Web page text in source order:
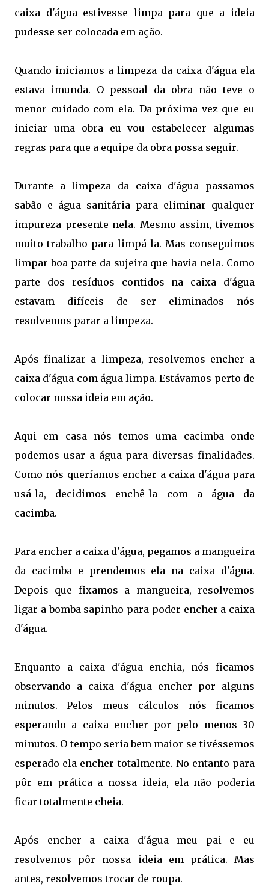
caixa d'água estivesse limpa para que a ideia
pudesse ser colocada em ação.
Quando iniciamos a limpeza da caixa d'água ela
estava imunda. O pessoal da obra não teve o
menor cuidado com ela. Da próxima vez que eu
iniciar uma obra eu vou estabelecer algumas
regras para que a equipe da obra possa seguir.
Durante a limpeza da caixa d'água passamos
sabão e água sanitária para eliminar qualquer
impureza presente nela. Mesmo assim, tivemos
muito trabalho para limpá-la. Mas conseguimos
limpar boa parte da sujeira que havia nela. Como
parte dos resíduos contidos na caixa d'água
estavam difíceis de ser eliminados nós
resolvemos parar a limpeza.
Após finalizar a limpeza, resolvemos encher a
caixa d'água com água limpa. Estávamos perto de
colocar nossa ideia em ação.
Aqui em casa nós temos uma cacimba onde
podemos usar a água para diversas finalidades.
Como nós queríamos encher a caixa d'água para
usá-la, decidimos enchê-la com a água da
cacimba.
Para encher a caixa d'água, pegamos a mangueira
da cacimba e prendemos ela na caixa d'água.
Depois que fixamos a mangueira, resolvemos
ligar a bomba sapinho para poder encher a caixa
d'água.
Enquanto a caixa d'água enchia, nós ficamos
observando a caixa d'água encher por alguns
minutos. Pelos meus cálculos nós ficamos
esperando a caixa encher por pelo menos 30
minutos. O tempo seria bem maior se tivéssemos
esperado ela encher totalmente. No entanto para
pôr em prática a nossa ideia, ela não poderia
ficar totalmente cheia.
Após encher a caixa d'água meu pai e eu
resolvemos pôr nossa ideia em prática. Mas
antes, resolvemos trocar de roupa.